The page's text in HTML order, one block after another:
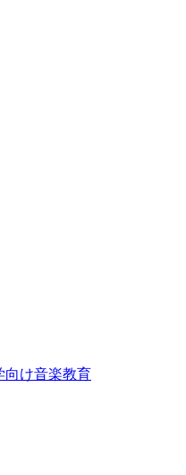
向け音楽教育